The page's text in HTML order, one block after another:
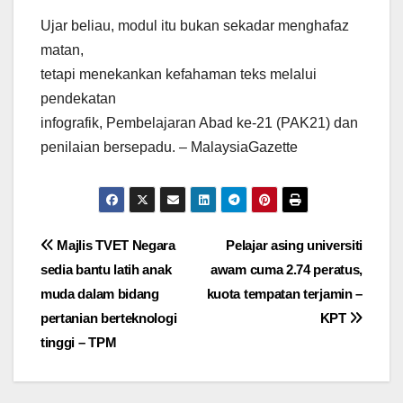
Ujar beliau, modul itu bukan sekadar menghafaz
matan,
tetapi menekankan kefahaman teks melalui
pendekatan
infografik, Pembelajaran Abad ke-21 (PAK21) dan
penilaian bersepadu. – MalaysiaGazette
Post
navigation
Pelajar asing universiti
awam cuma 2.74 peratus,
kuota tempatan terjamin –
KPT
Majlis TVET Negara
sedia bantu latih anak
muda dalam bidang
pertanian berteknologi
tinggi – TPM